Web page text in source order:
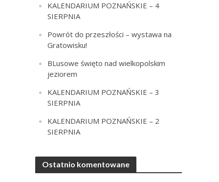
KALENDARIUM POZNAŃSKIE – 4
SIERPNIA
Powrót do przeszłości – wystawa na
Gratowisku!
BLusowe święto nad wielkopolskim
jeziorem
KALENDARIUM POZNAŃSKIE – 3
SIERPNIA
KALENDARIUM POZNAŃSKIE – 2
SIERPNIA
Ostatnio komentowane